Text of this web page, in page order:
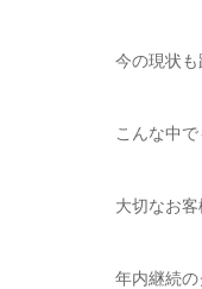
今の現状も
こんな中
大切なお
年内継続の